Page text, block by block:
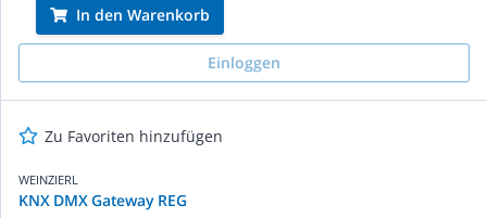
In den Warenkorb
Einloggen
Zu Favoriten hinzufügen
WEINZIERL
KNX DMX Gateway REG